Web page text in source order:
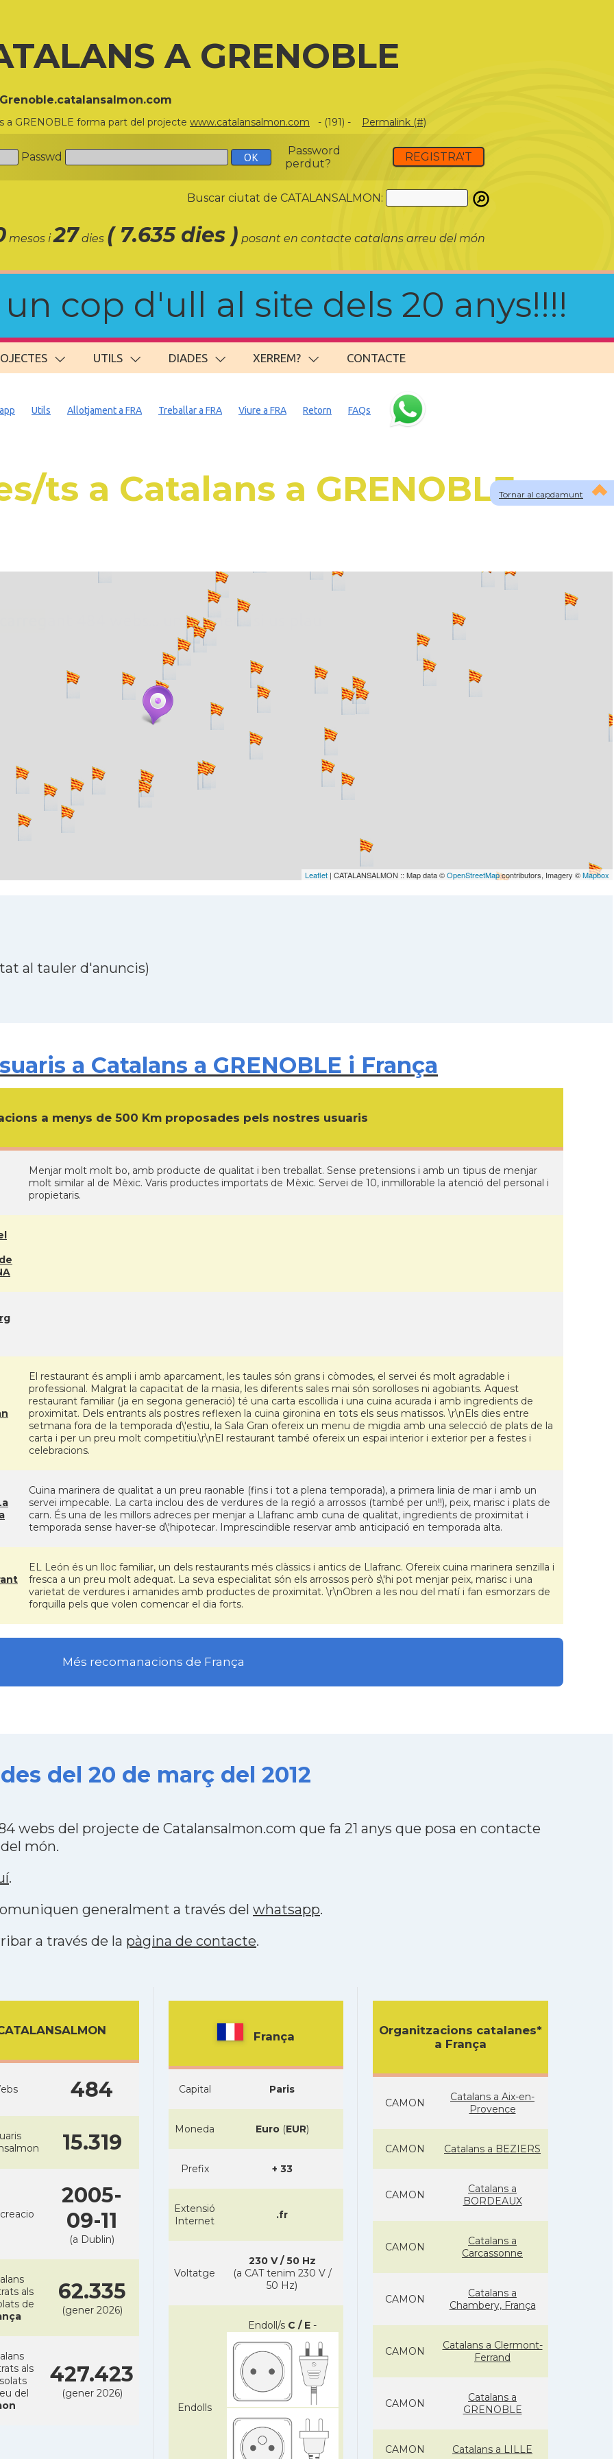
A GRENOBLE
a GRENOBLE forma part del projecte www.catalansalmon.com - (191) - Permalink (#)
Passwd
Password
perdut?
REGISTRA'T
Buscar ciutat de CATALANSALMON:
mesos i27 dies ( 7.635 dies ) posant en contacte catalans arreu del món
cop d'ull al site dels 20 anys!!!!
UTILS DIADES XERREM? CONTACTE
Tornar al capdamunt
Utils Allotjament a FRA Treballar a FRA Viure a FRA Retorn FAQs
ts a Catalans a GRENOBLE
484 webs... un moment si us plau
Leaflet | CATALANSALMON :: Map data ©OpenStreetMapcontributors, Imagery ©Mapbox
al tauler d'anuncis)
a Catalans a GRENOBLE i França
a menys de 500 Km proposades pels nostres usuaris
Menjar molt molt bo, amb producte de qualitat i ben treballat. Sense pretensions i amb un tipus de menjar
molt similar al de Mèxic. Varis productes importats de Mèxic. Servei de 10, inmillorable la atenció del personal i
propietaris.
El restaurant és ampli i amb aparcament, les taules són grans i còmodes, el servei és molt agradable i
professional. Malgrat la capacitat de la masia, les diferents sales mai són sorolloses ni agobiants. Aquest
restaurant familiar (ja en segona generació) té una carta escollida i una cuina acurada i amb ingredients de
proximitat. Dels entrants als postres reflexen la cuina gironina en tots els seus matissos. \r\nEls dies entre
setmana fora de la temporada d\'estiu, la Sala Gran ofereix un menu de migdia amb una selecció de plats de la
carta i per un preu molt competitiu.\r\nEl restaurant també ofereix un espai interior i exterior per a festes i
celebracions.
Cuina marinera de qualitat a un preu raonable (fins i tot a plena temporada), a primera linia de mar i amb un
servei impecable. La carta inclou des de verdures de la regió a arrossos (també per un!!), peix, marisc i plats de
carn. És una de les millors adreces per menjar a Llafranc amb cuna de qualitat, ingredients de proximitat i
temporada sense haver-se d\'hipotecar. Imprescindible reservar amb anticipació en temporada alta.
EL León és un lloc familiar, un dels restaurants més clàssics i antics de Llafranc. Ofereix cuina marinera senzilla i
fresca a un preu molt adequat. La seva especialitat són els arrossos però s\'hi pot menjar peix, marisc i una
varietat de verdures i amanides amb productes de proximitat. \r\nObren a les nou del matí i fan esmorzars de
forquilla pels que volen comencar el dia forts.
Més recomanacions de França
del 20 de març del 2012
webs del projecte de Catalansalmon.com que fa 21 anys que posa en contacte
món.
.
generalment a través del whatsapp.
a través de la pàgina de contacte.
484
15.319
2005-
09-11
(a Dublin)
als
de
62.335
(gener 2026)
als
del
427.423
(gener 2026)
França
Capital Paris
Moneda Euro(EUR)
Prefix + 33
Extensió
Internet
.fr
Voltatge
230 V / 50 Hz
(a CAT tenim 230 V /
50 Hz)
Endolls
Endoll/s C / E-
Organitzacions catalanes*
a França
CAMON
Catalans a Aix-en-
Provence
CAMON Catalans a BEZIERS
CAMON
Catalans a
BORDEAUX
CAMON
Catalans a
Carcassonne
CAMON
Catalans a
Chambery, França
CAMON
Catalans a Clermont-
Ferrand
CAMON
Catalans a
GRENOBLE
CAMON Catalans a LILLE